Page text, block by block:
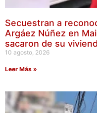
Secuestran a
Argáez Núñez en
sacaron de su
10 agosto, 2026
Leer Más »